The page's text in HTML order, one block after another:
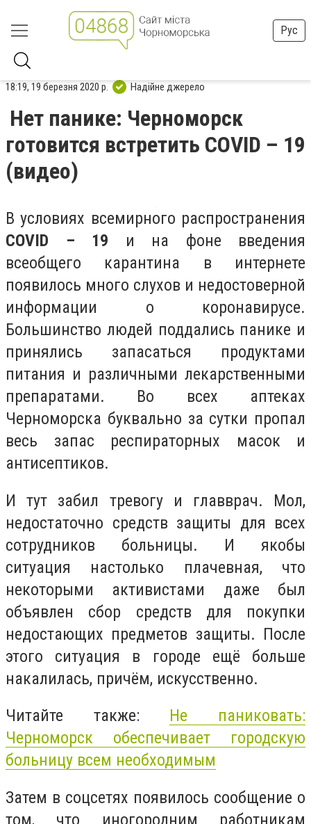
Рус
18:19, 19 березня 2020 р. Надійне джерело
Нет панике: Черноморск
готовится встретить COVID – 19
(видео)
В условиях всемирного распространения
COVID – 19 и на фоне введения
всеобщего карантина в интернете
появилось много слухов и недостоверной
информации о коронавирусе.
Большинство людей поддались панике и
принялись запасаться продуктами
питания и различными лекарственными
препаратами. Во всех аптеках
Черноморска буквально за сутки пропал
весь запас респираторных масок и
антисептиков.
И тут забил тревогу и главврач. Мол,
недостаточно средств защиты для всех
сотрудников больницы. И якобы
ситуация настолько плачевная, что
некоторыми активистами даже был
объявлен сбор средств для покупки
недостающих предметов защиты. После
этого ситуация в городе ещё больше
накалилась, причём, искусственно.
Читайте также: Не паниковать:
Черноморск обеспечивает городскую
больницу всем необходимым
Затем в соцсетях появилось сообщение о
том, что иногородним работникам